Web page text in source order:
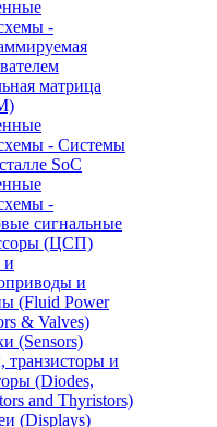
-
матрица
- Системы
SoC
-
сигнальные
(ЦСП)
и
и
(Fluid Power
& Valves)
(Sensors)
транзисторы и
(Diodes,
and Thyristors)
(Displays)